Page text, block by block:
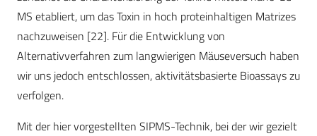
MS etabliert, um das Toxin in hoch proteinhaltigen Matrizes
nachzuweisen [22]. Für die Entwicklung von
Alternativverfahren zum langwierigen Mäuseversuch haben
wir uns jedoch entschlossen, aktivitätsbasierte Bioassays zu
verfolgen.
Mit der hier vorgestellten SIPMS-Technik, bei der wir gezielt